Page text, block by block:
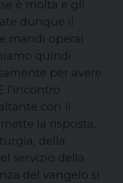
è molta e gli
dunque il
mandi operai
quindi
per avere
l’incontro
con il
la risposta.
della
servizio della
del vangelo si